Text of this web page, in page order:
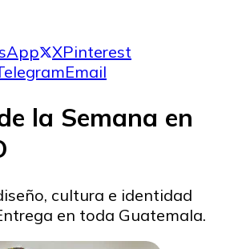
XPinterest
Email
la Semana en
cultura e identidad
en toda Guatemala.